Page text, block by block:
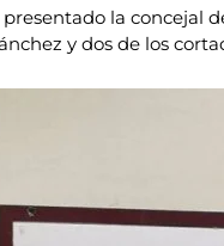
la concejal
y dos de los